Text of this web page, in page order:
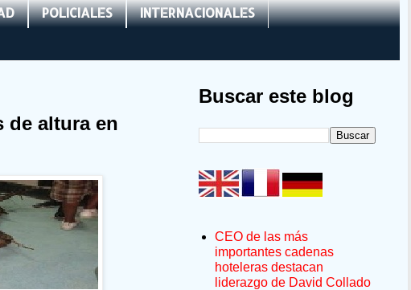
POLICIALES
INTERNACIONALES
de altura en
Buscar este blog
CEO de las más
importantes cadenas
hoteleras destacan
liderazgo de David Collado